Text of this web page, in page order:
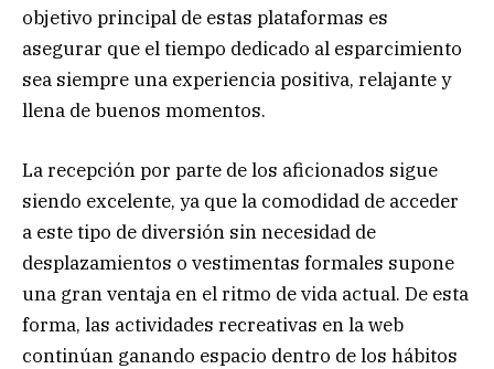
objetivo principal de estas plataformas es
asegurar que el tiempo dedicado al esparcimiento
sea siempre una experiencia positiva, relajante y
llena de buenos momentos.
La recepción por parte de los aficionados sigue
siendo excelente, ya que la comodidad de acceder
a este tipo de diversión sin necesidad de
desplazamientos o vestimentas formales supone
una gran ventaja en el ritmo de vida actual. De esta
forma, las actividades recreativas en la web
continúan ganando espacio dentro de los hábitos